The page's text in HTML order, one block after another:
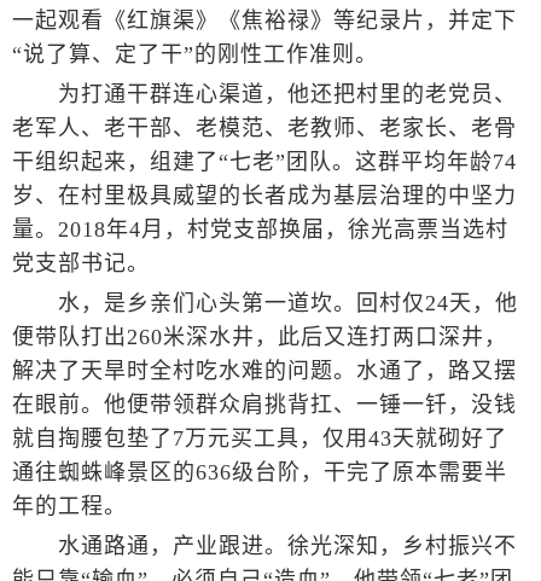
一起观看《红旗渠》《焦裕禄》等纪录片，并定下
“说了算、定了干”的刚性工作准则。
为打通干群连心渠道，他还把村里的老党员、
老军人、老干部、老模范、老教师、老家长、老骨
干组织起来，组建了“七老”团队。这群平均年龄74
岁、在村里极具威望的长者成为基层治理的中坚力
量。2018年4月，村党支部换届，徐光高票当选村
党支部书记。
水，是乡亲们心头第一道坎。回村仅24天，他
便带队打出260米深水井，此后又连打两口深井，
解决了天旱时全村吃水难的问题。水通了，路又摆
在眼前。他便带领群众肩挑背扛、一锤一钎，没钱
就自掏腰包垫了7万元买工具，仅用43天就砌好了
通往蜘蛛峰景区的636级台阶，干完了原本需要半
年的工程。
水通路通，产业跟进。徐光深知，乡村振兴不